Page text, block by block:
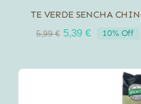
TE VERDE SENCHA
5,99€ El
era:
5,39 €El
es:
10% Off